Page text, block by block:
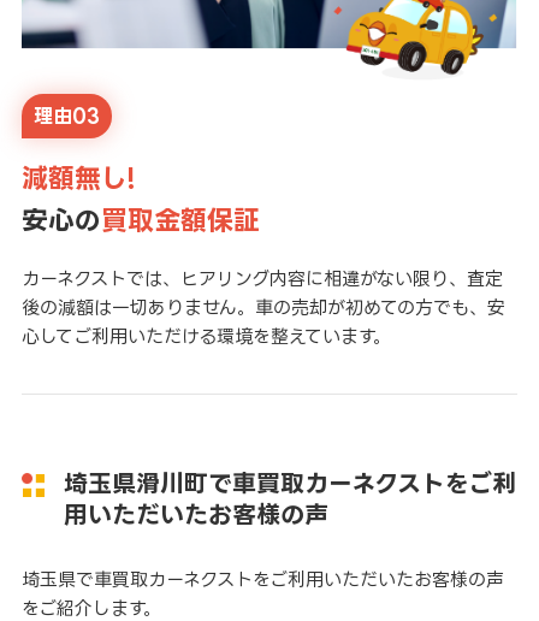
理由03
減額無し!
安心の買取金額保証
カーネクストでは、ヒアリング内容に相違がない限り、査定
後の減額は一切ありません。車の売却が初めての方でも、安
心してご利用いただける環境を整えています。
埼玉県滑川町で車買取カーネクストをご利
用いただいたお客様の声
埼玉県で車買取カーネクストをご利用いただいたお客様の声
をご紹介します。